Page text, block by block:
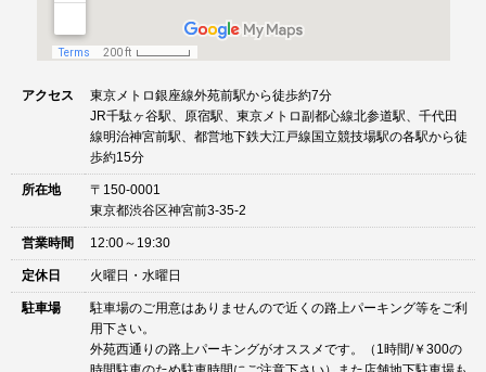
アクセス
東京メトロ銀座線外苑前駅から徒歩約7分
JR千駄ヶ谷駅、原宿駅、東京メトロ副都心線北参道駅、千代田
線明治神宮前駅、都営地下鉄大江戸線国立競技場駅の各駅から徒
歩約15分
所在地
〒150-0001
東京都渋谷区神宮前3-35-2
営業時間 12:00～19:30
定休日 火曜日・水曜日
駐車場
駐車場のご用意はありませんので近くの路上パーキング等をご利
用下さい。
外苑西通りの路上パーキングがオススメです。（1時間/￥300の